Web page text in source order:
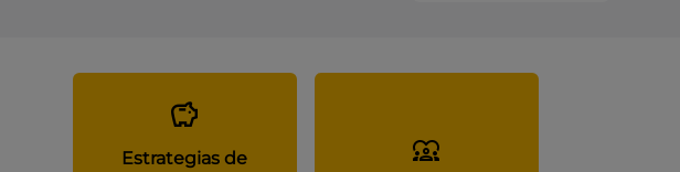
Estrategias de